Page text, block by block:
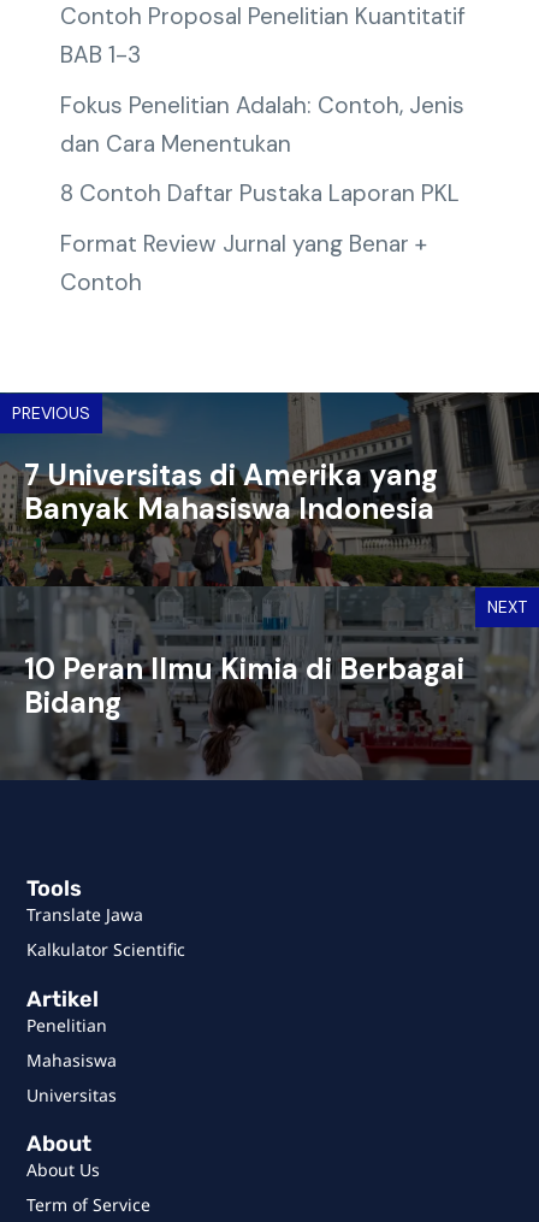
Contoh Proposal Penelitian Kuantitatif
BAB 1-3
Fokus Penelitian Adalah: Contoh, Jenis
dan Cara Menentukan
8 Contoh Daftar Pustaka Laporan PKL
Format Review Jurnal yang Benar +
Contoh
PREVIOUS
7 Universitas di Amerika yang
Banyak Mahasiswa Indonesia
NEXT
10 Peran Ilmu Kimia di Berbagai
Bidang
Tools
Translate Jawa
Kalkulator Scientific
Artikel
Penelitian
Mahasiswa
Universitas
About
About Us
Term of Service